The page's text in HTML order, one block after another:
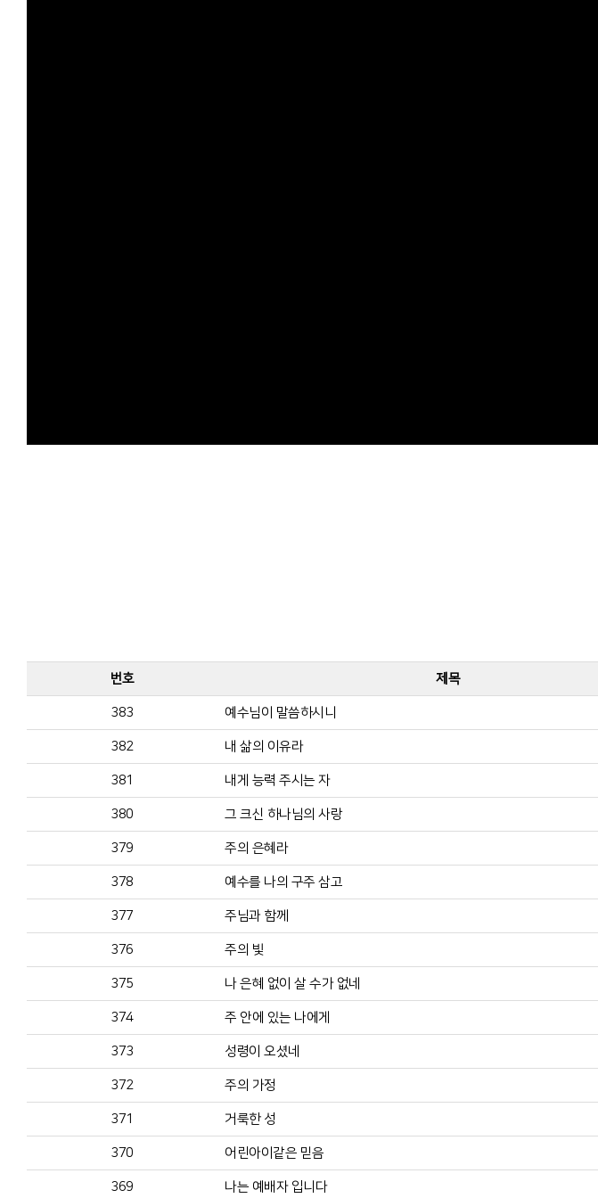
번호 제목
383 예수님이 말씀하시니
382 내 삶의 이유라
381 내게 능력 주시는 자
380 그 크신 하나님의 사랑
379 주의 은혜라
378 예수를 나의 구주 삼고
377 주님과 함께
376 주의 빛
375 나 은혜 없이 살 수가 없네
374 주 안에 있는 나에게
373 성령이 오셨네
372 주의 가정
371 거룩한 성
370 어린아이같은 믿음
369 나는 예배자 입니다